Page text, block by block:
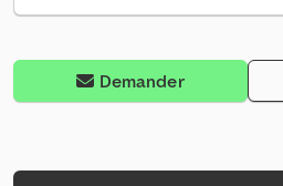
Demander